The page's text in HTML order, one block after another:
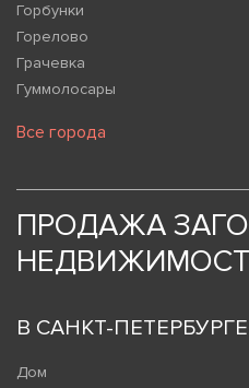
Горбунки
Горелово
Грачевка
Гуммолосары
Все города
ПРОДАЖА
В САНКТ-
Дом